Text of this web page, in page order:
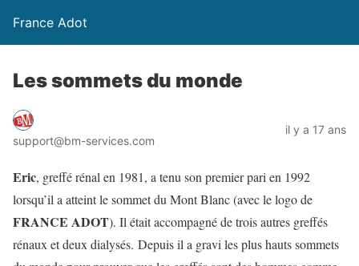
France Adot
Les sommets du monde
support@bm-services.com
il y a 17 ans
Eric, greffé rénal en 1981, a tenu son premier pari en 1992
lorsqu’il a atteint le sommet du Mont Blanc (avec le logo de
FRANCE ADOT). Il était accompagné de trois autres greffés
rénaux et deux dialysés. Depuis il a gravi les plus hauts sommets